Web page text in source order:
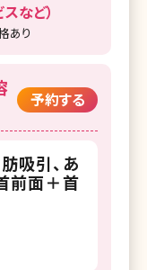
など）
あり
予約する
吸引、あ
前面＋首